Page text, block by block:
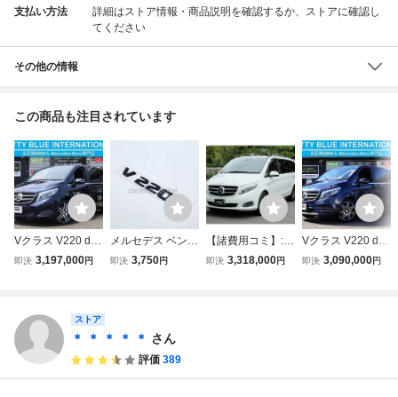
支払い方法
詳細はストア情報・商品説明を確認するか、ストアに確認し
てください
その他の情報
この商品も注目されています
Vクラス V220 d
アバンギャルド ロ
追従
即決 3,197,000円
メルセデス ベンツ
Vクラス V220d リ
ルド/ロング/エク
ストラロング等
即決 3,750円
【諸費用コミ】:関
西 大阪 中古車 メ
即決 3,318,000円
Vクラス V220 d
スポーツ ロング
即決 3,090,000円
ストア
＊ ＊ ＊ ＊ ＊ さん
評価 389